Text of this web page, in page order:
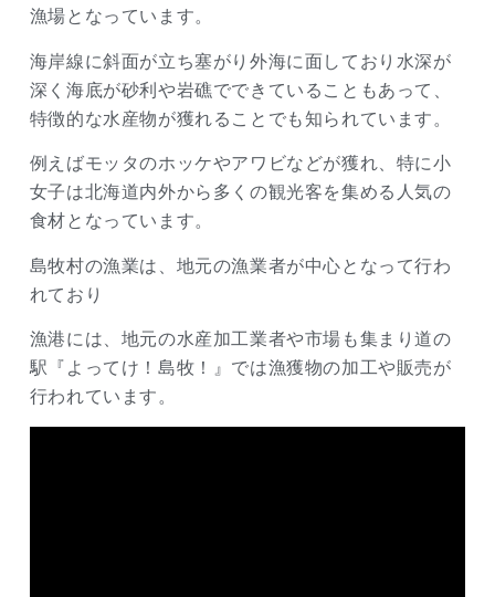
漁場となっています。
海岸線に斜面が立ち塞がり外海に面しており水深が
深く海底が砂利や岩礁でできていることもあって、
特徴的な水産物が獲れることでも知られています。
例えばモッタのホッケやアワビなどが獲れ、特に小
女子は北海道内外から多くの観光客を集める人気の
食材となっています。
島牧村の漁業は、地元の漁業者が中心となって行わ
れており
漁港には、地元の水産加工業者や市場も集まり道の
駅『よってけ！島牧！』では漁獲物の加工や販売が
行われています。